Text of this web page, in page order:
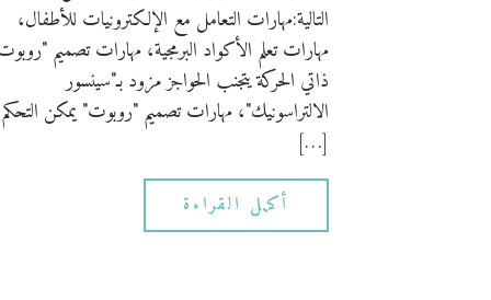
التالية:مهارات التعامل مع الإلكترونيات للأطفال،
مهارات تعلم الأكواد البرمجية، مهارات تصميم
ذاتي الحركة يتجنب الحواجز مزود بـ"سينسور
الالتراسونيك"، مهارات تصميم "روبوت" يمكن
[…]
أكمل القراءة